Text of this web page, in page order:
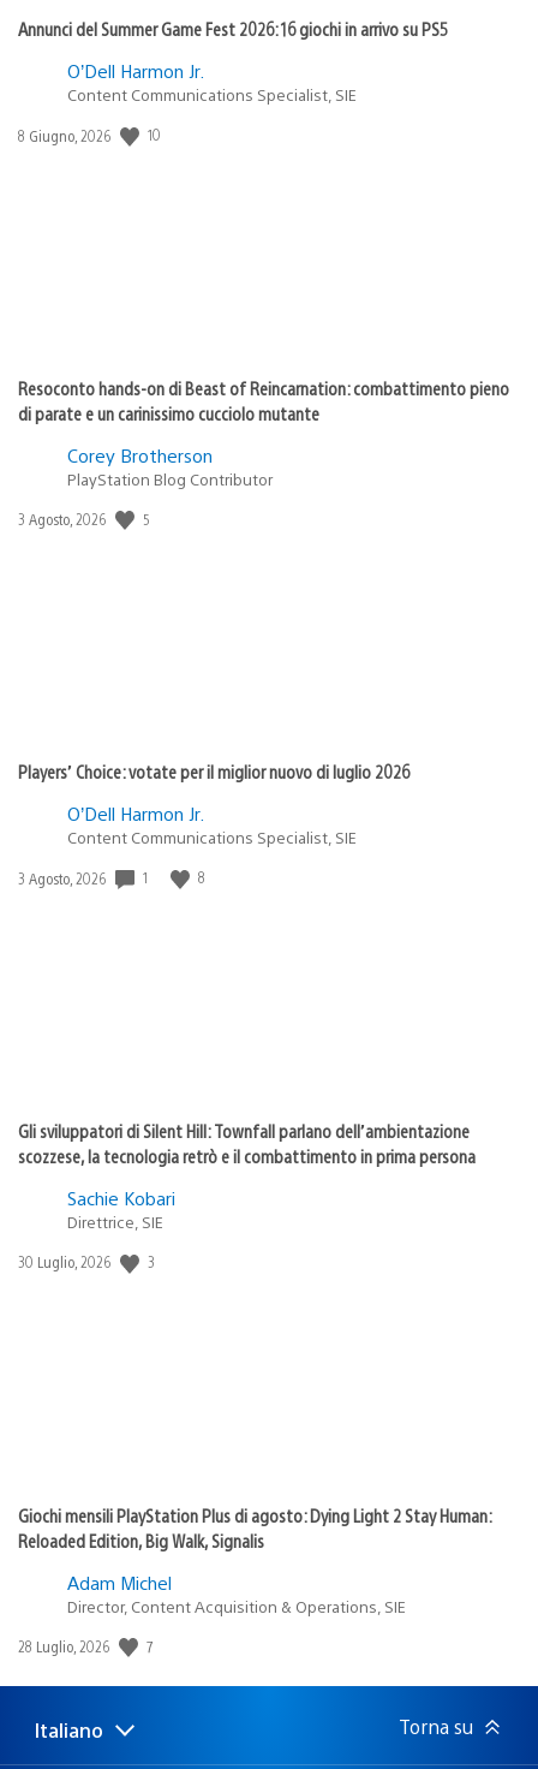
Annunci del Summer Game Fest 2026: 16 giochi in arrivo su PS5
O’Dell Harmon Jr.
Content Communications Specialist, SIE
Data
8 Giugno, 2026 10
Resoconto hands-on di Beast of Reincarnation: combattimento pieno
di parate e un carinissimo cucciolo mutante
Corey Brotherson
PlayStation Blog Contributor
Data
3 Agosto, 2026 5
Players’ Choice: votate per il miglior nuovo di luglio 2026
O’Dell Harmon Jr.
Content Communications Specialist, SIE
Data
3 Agosto, 2026 1 8
Gli sviluppatori di Silent Hill: Townfall parlano dell’ambientazione
scozzese, la tecnologia retrò e il combattimento in prima persona
Sachie Kobari
Direttrice, SIE
Data
30 Luglio, 2026 3
Giochi mensili PlayStation Plus di agosto: Dying Light 2 Stay Human:
Reloaded Edition, Big Walk, Signalis
Adam Michel
Director, Content Acquisition & Operations, SIE
Data
pubblicazione:
28 Luglio, 2026 7
Seleziona
una
Regione
attuale:
Italiano Torna su